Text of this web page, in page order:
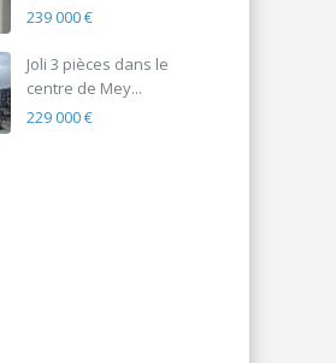
239 000 €
Joli 3 pièces dans le
centre de Mey...
229 000 €